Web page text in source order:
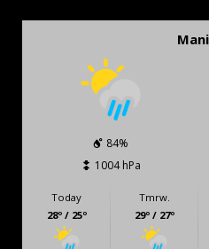
84%
1004 hPa
Today
28º / 25º
Tmrw.
29º / 27º